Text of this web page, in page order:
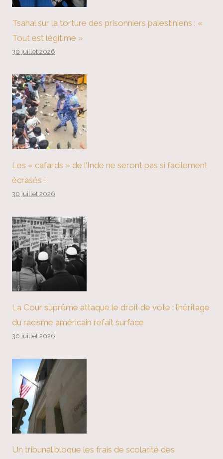
Tsahal sur la torture des prisonniers palestiniens : «
Tout est légitime »
30 juillet 2026
Les « cafards » de l’Inde ne seront pas si facilement
écrasés !
30 juillet 2026
La Cour suprême attaque le droit de vote : l’héritage
du racisme américain refait surface
30 juillet 2026
Un tribunal bloque les frais de scolarité des